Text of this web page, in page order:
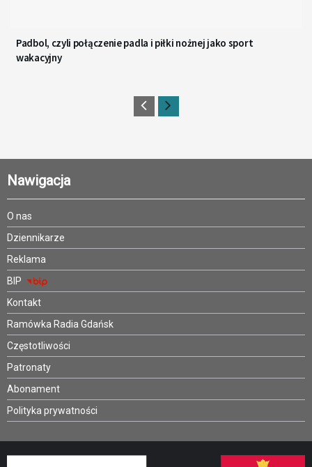
Padbol, czyli połączenie padla i piłki nożnej jako sport
wakacyjny
Nawigacja
O nas
Dziennikarze
Reklama
BIP
Kontakt
Ramówka Radia Gdańsk
Częstotliwości
Patronaty
Abonament
Polityka prywatności